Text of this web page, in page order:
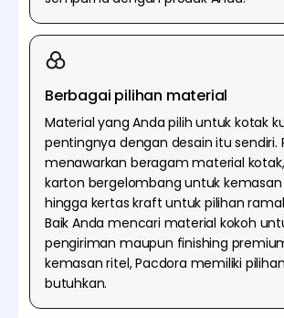
Berbagai pilihan material
Material yang Anda pilih untuk kotak
pentingnya dengan desain itu sendiri.
menawarkan beragam material
karton bergelombang untuk
hingga kertas kraft untuk pilihan
Baik Anda mencari material kokoh
pengiriman maupun finishing
kemasan ritel, Pacdora memiliki
butuhkan.